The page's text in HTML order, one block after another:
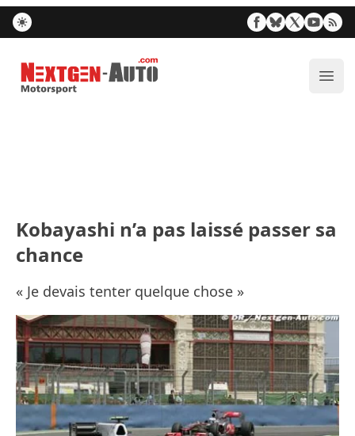
Nextgen-Auto.com
Kobayashi n’a pas laissé passer sa
chance
« Je devais tenter quelque chose »